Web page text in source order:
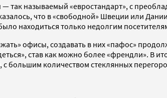
так называемый «евростандарт», с
что в «свободной» Швеции или
находиться только недолгим
офисы, создавать в них «пафос»
став как можно более «френдли». В
большим количеством стеклянных